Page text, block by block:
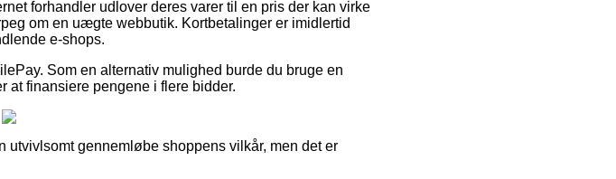
forhandler udlover deres varer til en pris der kan virke
om en uægte webbutik. Kortbetalinger er imidlertid
e-shops.
Som en alternativ mulighed burde du bruge en
at finansiere pengene i flere bidder.
utvivlsomt gennemløbe shoppens vilkår, men det er